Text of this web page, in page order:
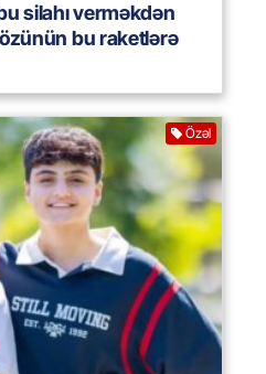
silahı verməkdən
bu raketlərə
Özəl